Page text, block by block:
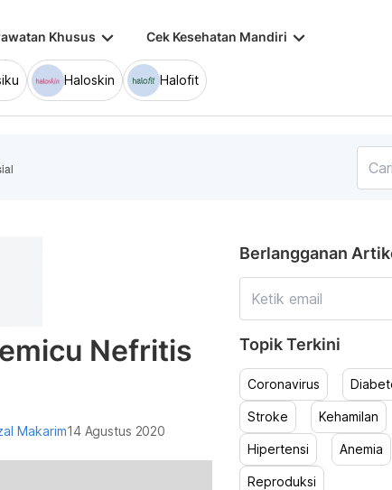
Khusus keyboard_arrow_down Cek Kesehatan Mandiri keyboard_arrow_down
Haloskin Halofit
Nefritis
Makarim14 Agustus 2020
Berlangganan
Topik Terkini
Coronavirus
Stroke Kehamilan
Hipertensi Anemia
Reproduksi